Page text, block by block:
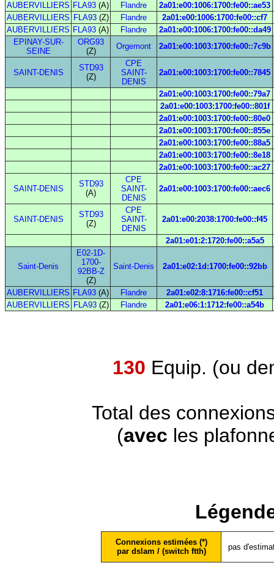
AUBERVILLIERS FLA93 (A) Flandre
2a01:e00:1006:1700:fe00::ae53
AUBERVILLIERS FLA93(Z) Flandre
2a01:e00:1006:1700:fe00::cf7
AUBERVILLIERS FLA93 (A) Flandre
2a01:e00:1006:1700:fe00::da49
EPINAY-SUR-
SEINE
ORG93
(Z)
Orgemont 2a01:e00:1003:1700:fe00::7c9b
SAINT-DENIS
STD93
(Z)
CPE
SAINT-
DENIS
2a01:e00:1003:1700:fe00::7845
2a01:e00:1003:1700:fe00::79a7
2a01:e00:1003:1700:fe00::801f
2a01:e00:1003:1700:fe00::80e0
2a01:e00:1003:1700:fe00::855e
2a01:e00:1003:1700:fe00::88a5
2a01:e00:1003:1700:fe00::8e18
2a01:e00:1003:1700:fe00::ac27
SAINT-DENIS
STD93
(A)
CPE
SAINT-
DENIS
2a01:e00:1003:1700:fe00::aec6
SAINT-DENIS
STD93
(Z)
CPE
SAINT-
DENIS
2a01:e00:2038:1700:fe00::f45
2a01:e01:2:1720:fe00::a5a5
Saint-Denis
E02-1D-
1700-
92BB-Z
(Z)
Saint-Denis 2a01:e02:1d:1700:fe00::92bb
AUBERVILLIERS FLA93 (A) Flandre
2a01:e02:8:1716:fe00::cf51
AUBERVILLIERS FLA93(Z) Flandre 2a01:e06:1:1712:fe00::a54b
130 Equip. (ou
Total des
(avec les
Connexions estimées (*)
par dslam / (switch ftth)
pas